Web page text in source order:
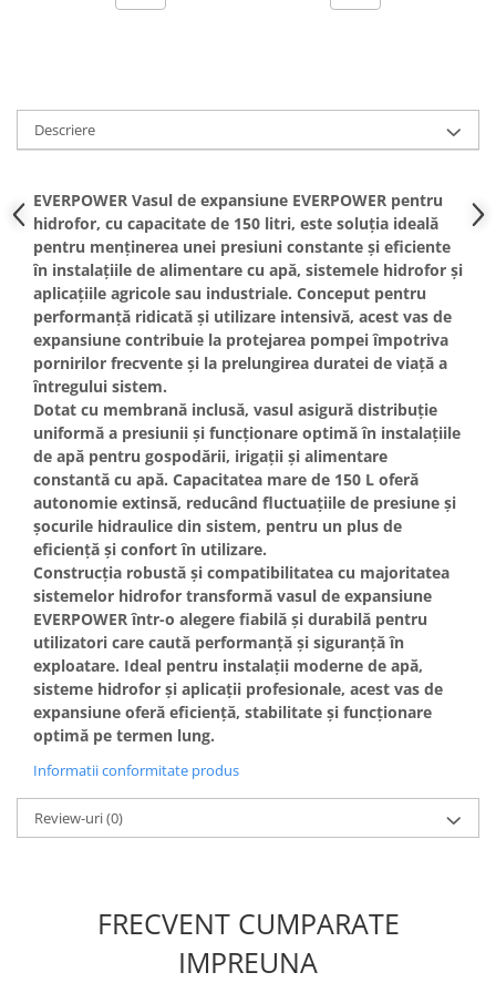
Hote cupolare
Hote decorative
Hote insula
Hote telescopice
Hote traditionale
Masini de Spalat Rufe & Uscatoare
Accesorii masini de spalat &
uscatoare
Masini automate de spalat rufe
Masini de spalat rufe cu uscator
Masini de spalat rufe verticale
Uscatoare de rufe
Masini de spalat vase
Masini de spalat vase incorporabile
Masini de spalat vase
independente
Motoburghiu/Foreza pamant
Pachete Incorporabile
Pirostrii & Arzatoare
Plasa umbrire
Pompe de stropit
Radiatoare
Semanatoare,Plantatoare
Sere
Descriere
EVERPOWER Vasul de expansiune EVERPOWER pentru
hidrofor, cu capacitate de 150 litri, este soluția ideală
pentru menținerea unei presiuni constante și eficiente
în instalațiile de alimentare cu apă, sistemele hidrofor și
aplicațiile agricole sau industriale. Conceput pentru
performanță ridicată și utilizare intensivă, acest vas de
expansiune contribuie la protejarea pompei împotriva
pornirilor frecvente și la prelungirea duratei de viață a
întregului sistem.
Dotat cu membrană inclusă, vasul asigură distribuție
uniformă a presiunii și funcționare optimă în instalațiile
de apă pentru gospodării, irigații și alimentare
constantă cu apă. Capacitatea mare de 150 L oferă
autonomie extinsă, reducând fluctuațiile de presiune și
șocurile hidraulice din sistem, pentru un plus de
eficiență și confort în utilizare.
Construcția robustă și compatibilitatea cu majoritatea
sistemelor hidrofor transformă vasul de expansiune
EVERPOWER într-o alegere fiabilă și durabilă pentru
utilizatori care caută performanță și siguranță în
exploatare. Ideal pentru instalații moderne de apă,
sisteme hidrofor și aplicații profesionale, acest vas de
expansiune oferă eficiență, stabilitate și funcționare
optimă pe termen lung.
Informatii conformitate produs
Review-uri(0)
FRECVENT CUMPARATE
IMPREUNA